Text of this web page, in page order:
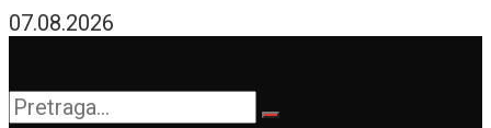
07.08.2026